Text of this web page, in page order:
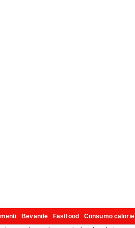
Bevande Fastfood Consumo calorie